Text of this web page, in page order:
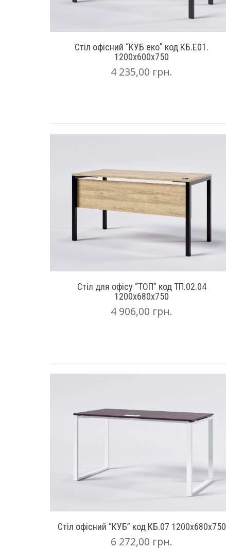
Стіл офісний “КУБ еко” код КБ.Е01.
1200х600х750
4 235,00 грн.
Стіл для офісу “ТОП” код ТП.02.04
1200х680х750
4 906,00 грн.
Стіл офісний “КУБ” код КБ.07 1200х680х750
6 272,00 грн.